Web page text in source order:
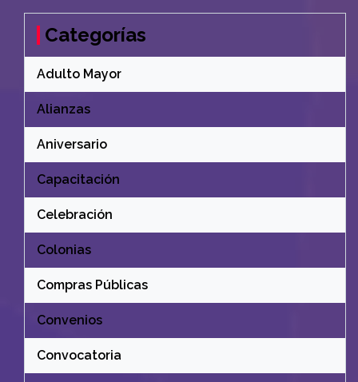
Categorías
Adulto Mayor
Alianzas
Aniversario
Capacitación
Celebración
Colonias
Compras Públicas
Convenios
Convocatoria